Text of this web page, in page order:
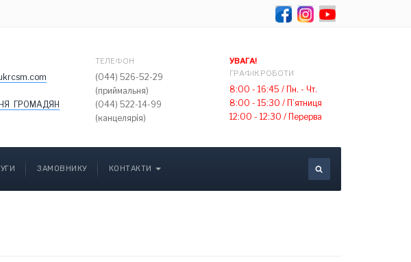
ГРОМАДЯН
ТЕЛЕФОН
(044) 526-52-29
(приймальня)
(044) 522-14-99
(канцелярія)
УВАГА!
ГРАФІК РОБОТИ
8:00 - 16:45 / Пн. - Чт.
8:00 - 15:30 / П’ятниця
12:00 - 12:30 / Перерва
ЗАМОВНИКУ КОНТАКТИ